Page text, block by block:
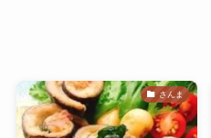
さんま